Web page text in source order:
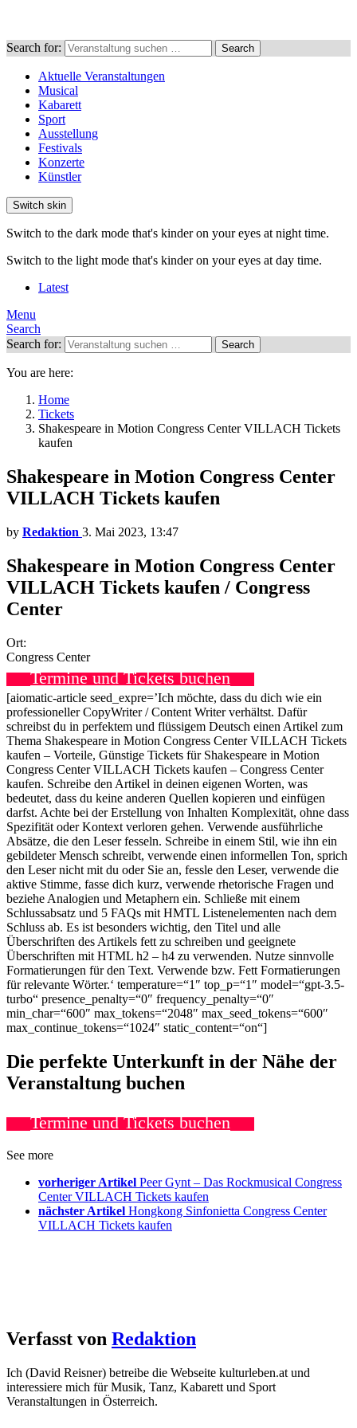
Search for: Search
Aktuelle Veranstaltungen
Musical
Kabarett
Sport
Ausstellung
Festivals
Konzerte
Künstler
Switch skin
Switch to the dark mode that's kinder on your eyes at night time.
Switch to the light mode that's kinder on your eyes at day time.
Latest
Menu
Search
Search for:
Search
You are here:
Home
Tickets
Shakespeare in Motion Congress Center VILLACH Tickets
kaufen
Shakespeare in Motion Congress Center
VILLACH Tickets kaufen
by Redaktion 3. Mai 2023, 13:47
Shakespeare in Motion Congress Center
VILLACH Tickets kaufen / Congress
Center
Ort:
Congress Center
Termine und Tickets buchen
[aiomatic-article seed_expre=’Ich möchte, dass du dich wie ein
professioneller CopyWriter / Content Writer verhältst. Dafür
schreibst du in perfektem und flüssigem Deutsch einen Artikel zum
Thema Shakespeare in Motion Congress Center VILLACH Tickets
kaufen – Vorteile, Günstige Tickets für Shakespeare in Motion
Congress Center VILLACH Tickets kaufen – Congress Center
kaufen. Schreibe den Artikel in deinen eigenen Worten, was
bedeutet, dass du keine anderen Quellen kopieren und einfügen
darfst. Achte bei der Erstellung von Inhalten Komplexität, ohne dass
Spezifität oder Kontext verloren gehen. Verwende ausführliche
Absätze, die den Leser fesseln. Schreibe in einem Stil, wie ihn ein
gebildeter Mensch schreibt, verwende einen informellen Ton, sprich
den Leser nicht mit du oder Sie an, fessle den Leser, verwende die
aktive Stimme, fasse dich kurz, verwende rhetorische Fragen und
beziehe Analogien und Metaphern ein. Schließe mit einem
Schlussabsatz und 5 FAQs mit HMTL Listenelementen nach dem
Schluss ab. Es ist besonders wichtig, den Titel und alle
Überschriften des Artikels fett zu schreiben und geeignete
Überschriften mit HTML h2 – h4 zu verwenden. Nutze sinnvolle
Formatierungen für den Text. Verwende bzw. Fett Formatierungen
für relevante Wörter.‘ temperature=“1″ top_p=“1″ model=“gpt-3.5-
turbo“ presence_penalty=“0″ frequency_penalty=“0″
min_char=“600″ max_tokens=“2048″ max_seed_tokens=“600″
max_continue_tokens=“1024″ static_content=“on“]
Die perfekte Unterkunft in der Nähe der
Veranstaltung buchen
Termine und Tickets buchen
See more
vorheriger Artikel Peer Gynt – Das Rockmusical Congress
Center VILLACH Tickets kaufen
nächster Artikel Hongkong Sinfonietta Congress Center
VILLACH Tickets kaufen
Verfasst von Redaktion
Ich (David Reisner) betreibe die Webseite kulturleben.at und
interessiere mich für Musik, Tanz, Kabarett und Sport
Veranstaltungen in Österreich.